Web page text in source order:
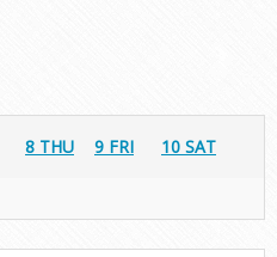
8 THU 9 FRI 10 SAT